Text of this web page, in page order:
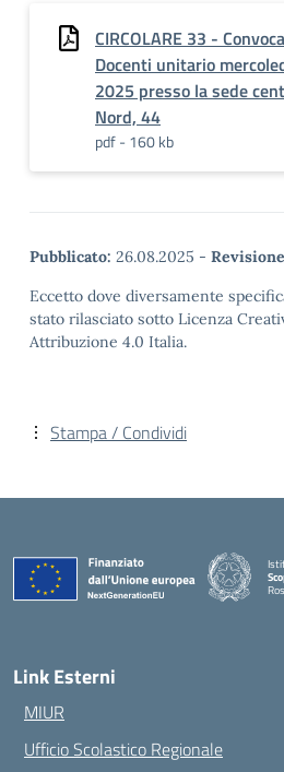
CIRCOLARE 33 -
Docenti unitario
2025 presso la sede
Nord, 44
pdf - 160 kb
Pubblicato: 26.08.2025 -
Eccetto dove diversamente
stato rilasciato sotto Licenza
Attribuzione 4.0 Italia.
Stampa / Condividi
Link Esterni
MIUR
Ufficio Scolastico Regionale